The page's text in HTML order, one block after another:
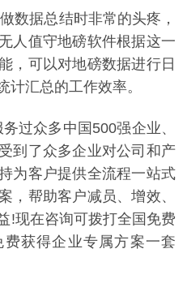
据总结时非常的头疼，
人值守地磅软件根据这一
，可以对地磅数据进行日
计汇总的工作效率。
众多中国500强企业、
到了众多企业对公司和产
为客户提供全流程一站式
，帮助客户减员、增效、
!现在咨询可拨打全国免费
费获得企业专属方案一套